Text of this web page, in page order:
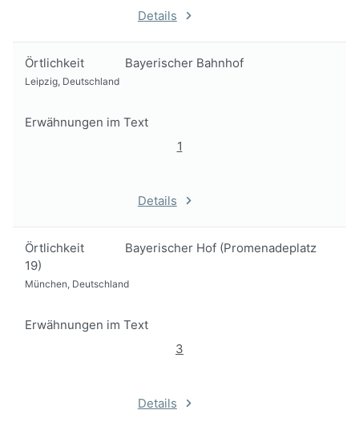
Details
Örtlichkeit Bayerischer Bahnhof
Leipzig, Deutschland
Erwähnungen im Text
1
Details
Örtlichkeit
Bayerischer Hof (Promenadeplatz
19)
München, Deutschland
Erwähnungen im Text
3
Details